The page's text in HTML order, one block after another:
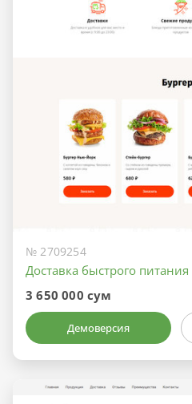
№ 2709254
Доставка быстрого питания
3 650 000 сум
Демоверсия